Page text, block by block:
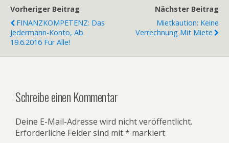
Vorheriger Beitrag
FINANZKOMPETENZ: Das
Jedermann-Konto, Ab
19.6.2016 Für Alle!
Nächster Beitrag
Mietkaution: Keine
Verrechnung Mit Miete
Schreibe einen Kommentar
Deine E-Mail-Adresse wird nicht veröffentlicht.
Erforderliche Felder sind mit* markiert